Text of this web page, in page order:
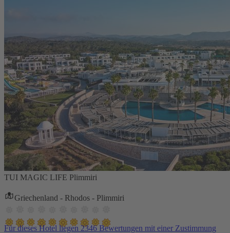
TUI MAGIC LIFE Plimmiri
Griechenland - Rhodos - Plimmiri
Für dieses Hotel liegen 2346 Bewertungen mit einer Zustimmung